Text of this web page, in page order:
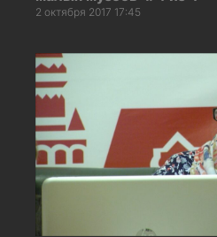
2 октября 2017 17:45